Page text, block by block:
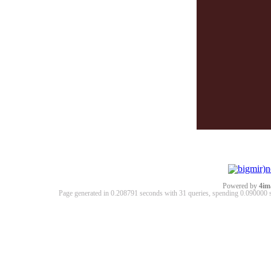
Powered by
Page generated in 0.208791 seconds with 31 queries, spending